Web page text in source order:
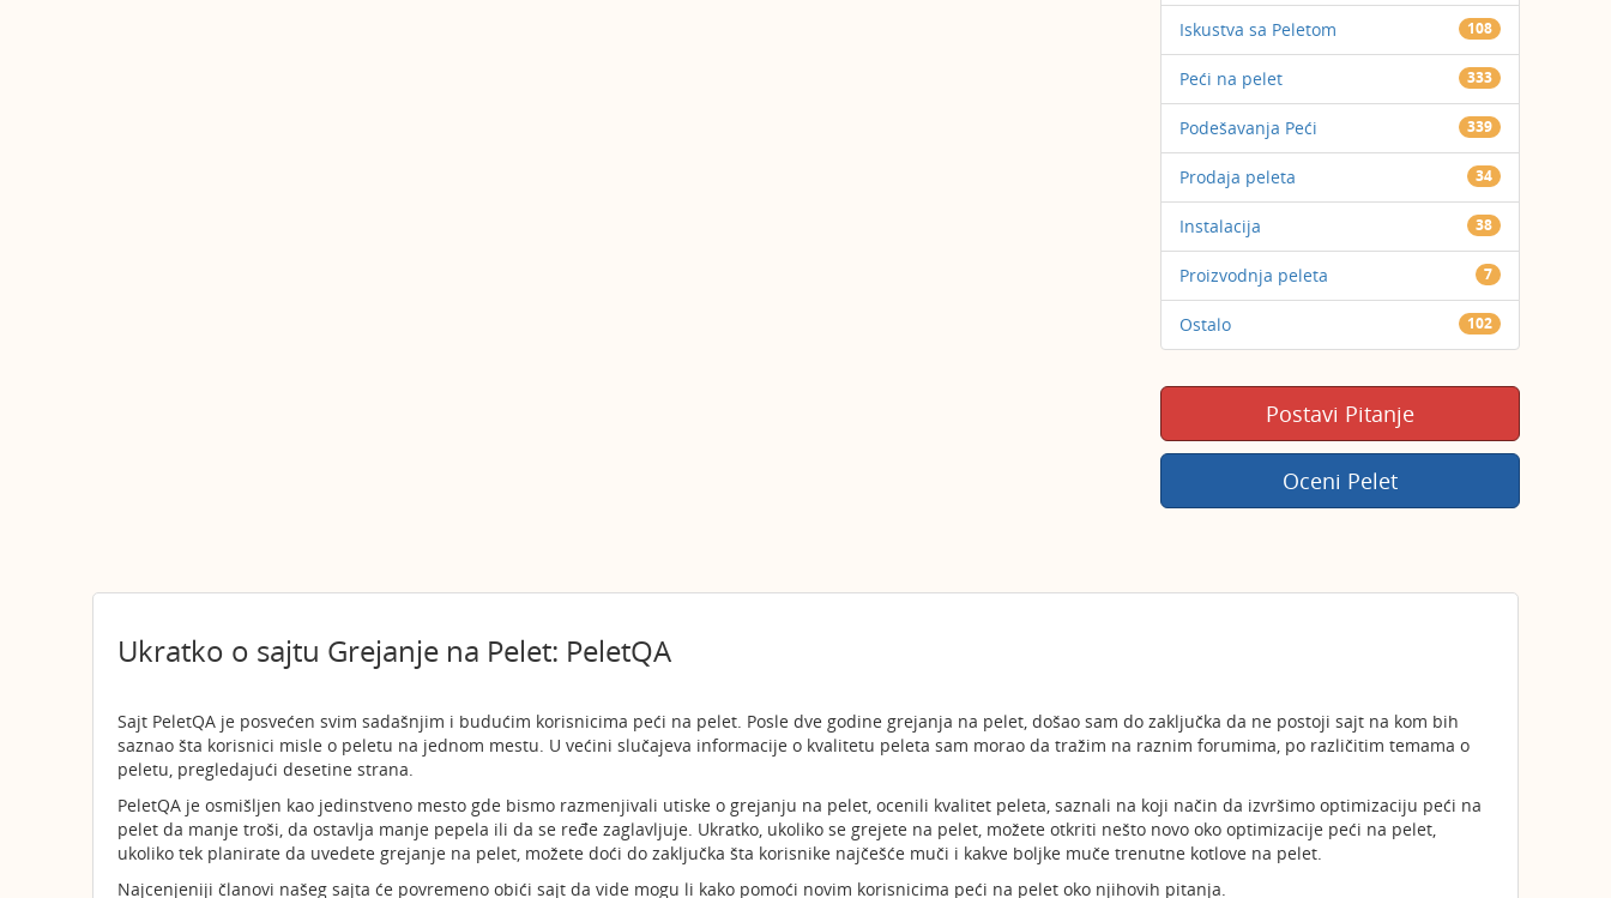
Iskustva sa Peletom 108
Peći na pelet 333
Podešavanja Peći 339
Prodaja peleta 34
Instalacija 38
Proizvodnja peleta 7
Ostalo 102
Postavi Pitanje
Oceni Pelet
Ukratko o sajtu Grejanje na Pelet: PeletQA
Sajt PeletQA je posvećen svim sadašnjim i budućim korisnicima peći na pelet. Posle dve godine grejanja na pelet, došao sam do zaključka da ne postoji sajt na kom bih
saznao šta korisnici misle o peletu na jednom mestu. U većini slučajeva informacije o kvalitetu peleta sam morao da tražim na raznim forumima, po različitim temama o
peletu, pregledajući desetine strana.
PeletQA je osmišljen kao jedinstveno mesto gde bismo razmenjivali utiske o grejanju na pelet, ocenili kvalitet peleta, saznali na koji način da izvršimo optimizaciju peći na
pelet da manje troši, da ostavlja manje pepela ili da se ređe zaglavljuje. Ukratko, ukoliko se grejete na pelet, možete otkriti nešto novo oko optimizacije peći na pelet,
ukoliko tek planirate da uvedete grejanje na pelet, možete doći do zaključka šta korisnike najčešće muči i kakve boljke muče trenutne kotlove na pelet.
Najcenjeniji članovi našeg sajta će povremeno obići sajt da vide mogu li kako pomoći novim korisnicima peći na pelet oko njihovih pitanja.